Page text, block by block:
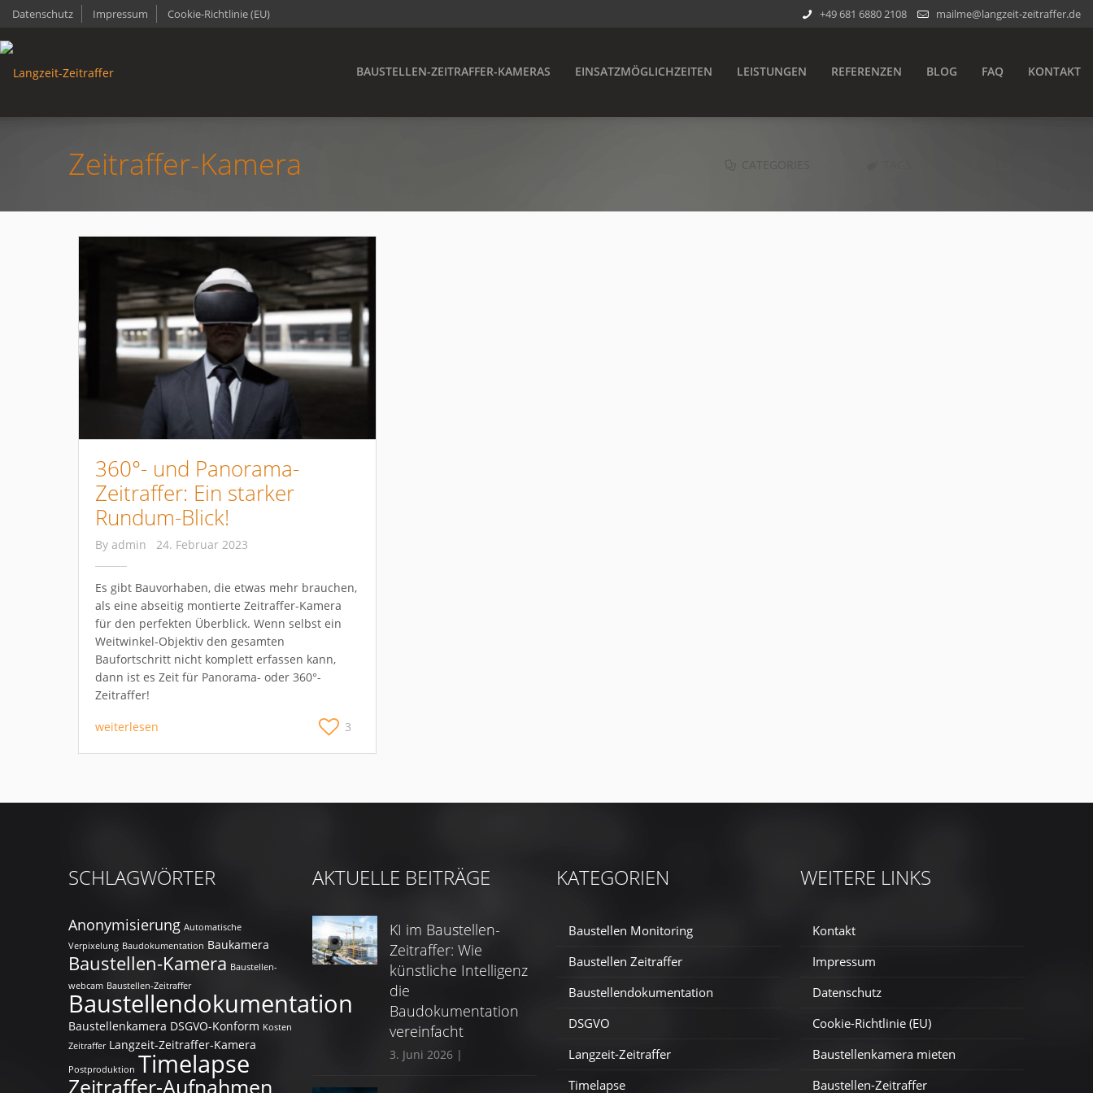
Datenschutz Impressum Cookie-Richtlinie (EU) +49 681 6880 2108 mailme@langzeit-zeitraffer.de
BAUSTELLEN-ZEITRAFFER-KAMERAS EINSATZMÖGLICHZEITEN LEISTUNGEN REFERENZEN BLOG FAQ KONTAKT
Zeitraffer-Kamera
360°- und Panorama-
Zeitraffer: Ein starker
Rundum-Blick!
By admin 24. Februar 2023
Es gibt Bauvorhaben, die etwas mehr brauchen,
als eine abseitig montierte Zeitraffer-Kamera
für den perfekten Überblick. Wenn selbst ein
Weitwinkel-Objektiv den gesamten
Baufortschritt nicht komplett erfassen kann,
dann ist es Zeit für Panorama- oder 360°-
Zeitraffer!
weiterlesen 3
SCHLAGWÖRTER
Anonymisierung Automatische
Verpixelung Baudokumentation Baukamera
Baustellen-Kamera Baustellen-
webcam Baustellen-Zeitraffer
Baustellendokumentation
Baustellenkamera DSGVO-Konform Kosten
Zeitraffer Langzeit-Zeitraffer-Kamera
Postproduktion Timelapse
Zeitraffer-Aufnahmen
AKTUELLE BEITRÄGE
KI im Baustellen-
Zeitraffer: Wie
künstliche Intelligenz
die
Baudokumentation
vereinfacht
3. Juni 2026 |
KATEGORIEN
Baustellen Monitoring
Baustellen Zeitraffer
Baustellendokumentation
DSGVO
Langzeit-Zeitraffer
Timelapse
WEITERE LINKS
Kontakt
Impressum
Datenschutz
Cookie-Richtlinie (EU)
Baustellenkamera mieten
Baustellen-Zeitraffer